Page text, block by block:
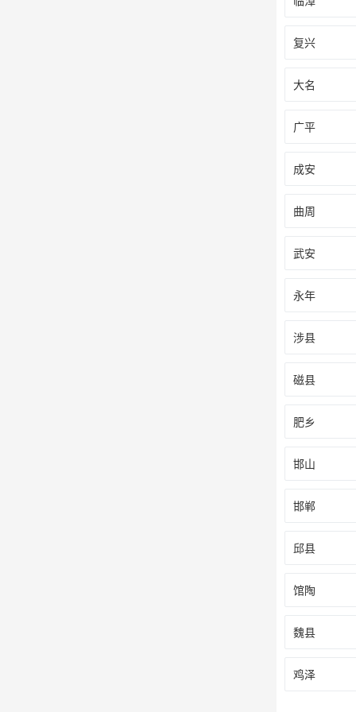
复兴
大名
广平
成安
曲周
武安
永年
涉县
磁县
肥乡
邯山
邯郸
邱县
馆陶
魏县
鸡泽